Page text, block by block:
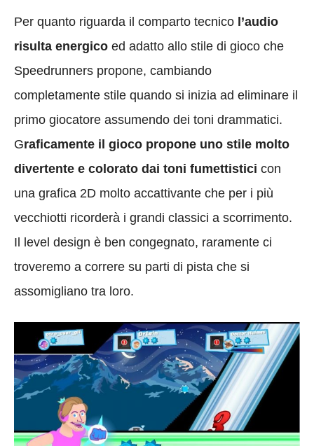
Per quanto riguarda il comparto tecnico l’audio
risulta energico ed adatto allo stile di gioco che
Speedrunners propone, cambiando
completamente stile quando si inizia ad eliminare il
primo giocatore assumendo dei toni drammatici.
Graficamente il gioco propone uno stile molto
divertente e colorato dai toni fumettistici con
una grafica 2D molto accattivante che per i più
vecchiotti ricorderà i grandi classici a scorrimento.
Il level design è ben congegnato, raramente ci
troveremo a correre su parti di pista che si
assomigliano tra loro.